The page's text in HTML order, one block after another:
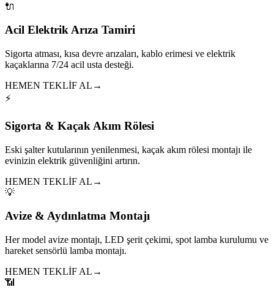
🔌
Acil Elektrik Arıza Tamiri
Sigorta atması, kısa devre arızaları, kablo erimesi ve elektrik
kaçaklarına 7/24 acil usta desteği.
HEMEN TEKLİF AL →
⚡
Sigorta & Kaçak Akım Rölesi
Eski şalter kutularının yenilenmesi, kaçak akım rölesi montajı ile
evinizin elektrik güvenliğini artırın.
HEMEN TEKLİF AL →
💡
Avize & Aydınlatma Montajı
Her model avize montajı, LED şerit çekimi, spot lamba kurulumu ve
hareket sensörlü lamba montajı.
HEMEN TEKLİF AL →
📶